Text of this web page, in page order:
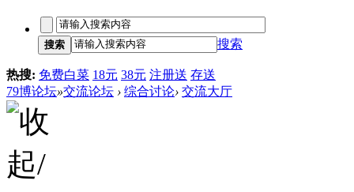
搜索 搜索
热搜: 免费白菜 18元 38元 注册送 存送
79博论坛»交流论坛 › 综合讨论› 交流大厅